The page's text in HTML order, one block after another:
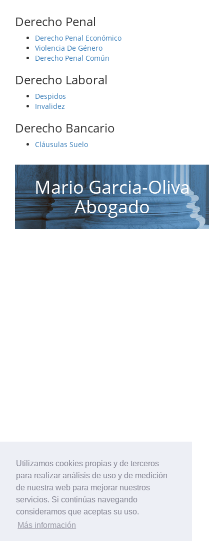
Utilizamos cookies propias y de terceros
para realizar análisis de uso y de medición
de nuestra web para mejorar nuestros
servicios. Si continúas navegando
consideramos que aceptas su uso.
Más información
Derecho Penal
Derecho Penal Económico
Violencia De Género
Derecho Penal Común
Derecho Laboral
Despidos
Invalidez
Derecho Bancario
Cláusulas Suelo
Mario Garcia-Oliva
Abogado